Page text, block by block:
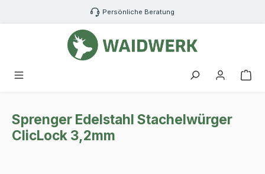
Zum Hauptinhalt springen Persönliche Beratung
Sprenger Edelstahl Stachelwürger
ClicLock 3,2mm